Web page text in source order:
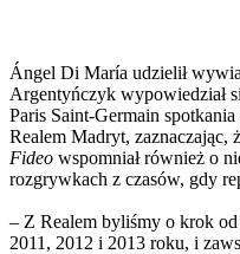
Ángel Di María udzielił
Argentyńczyk wypowiedział
Paris Saint-Germain
Realem Madryt, zaznaczając,
Fideo wspomniał również o
rozgrywkach z czasów, gdy
– Z Realem byliśmy o krok
2011, 2012 i 2013 roku, i